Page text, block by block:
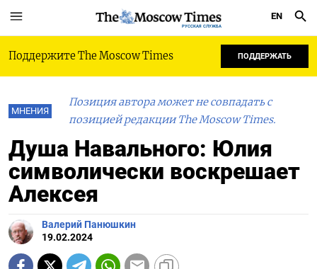
РУССКАЯ СЛУЖБА
EN
Поддержите The Moscow Times ПОДДЕРЖАТЬ
МНЕНИЯ
Позиция автора может не совпадать с
позицией редакции The Moscow Times.
Душа Навального: Юлия
символически воскрешает
Алексея
Валерий Панюшкин
19.02.2024